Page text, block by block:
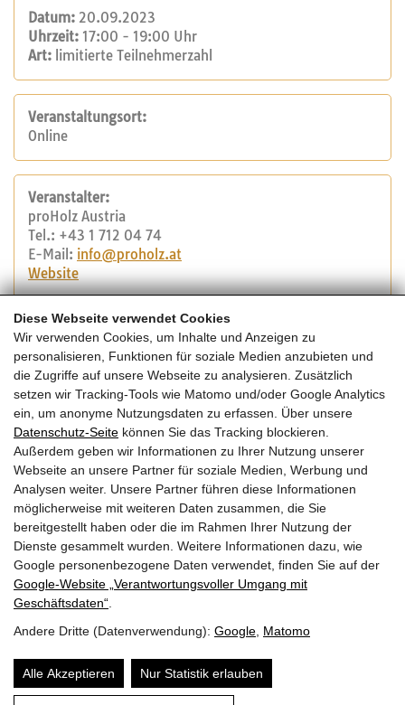
Diese Webseite verwendet Cookies
Wir verwenden Cookies, um Inhalte und Anzeigen zu
personalisieren, Funktionen für soziale Medien anzubieten und
die Zugriffe auf unsere Webseite zu analysieren. Zusätzlich
setzen wir Tracking-Tools wie Matomo und/oder Google Analytics
ein, um anonyme Nutzungsdaten zu erfassen. Über unsere
Datenschutz-Seite können Sie das Tracking blockieren.
Außerdem geben wir Informationen zu Ihrer Nutzung unserer
Webseite an unsere Partner für soziale Medien, Werbung und
Analysen weiter. Unsere Partner führen diese Informationen
möglicherweise mit weiteren Daten zusammen, die Sie
bereitgestellt haben oder die im Rahmen Ihrer Nutzung der
Dienste gesammelt wurden. Weitere Informationen dazu, wie
Google personenbezogene Daten verwendet, finden Sie auf der
Google‑Website „Verantwortungsvoller Umgang mit
Geschäftsdaten“
Andere Dritte (Datenverwendung): Google Matomo
Alle Akzeptieren Nur Statistik erlauben
Datum: 20.09.2023
Uhrzeit: 17:00 - 19:00 Uhr
Art: limitierte Teilnehmerzahl
Veranstaltungsort:
Online
Veranstalter:
proHolz Austria
Tel.: +43 1 712 04 74
E-Mail: info@proholz.at
Website
Sponsoren:
Stora Enso
Kosten:
150 Euro (exkl. MwSt.) für alle 5 Termine
Reduzierter Preis für Mitglieder der IG Architektur: 100
Euro (exkl. MwSt.)
Zurück zur Übersicht
© 2026 | Dein Date mit Holz.powered byKOPPELHUBER² und
Partner ZT OG
|
Über uns Datenschutz Impressum